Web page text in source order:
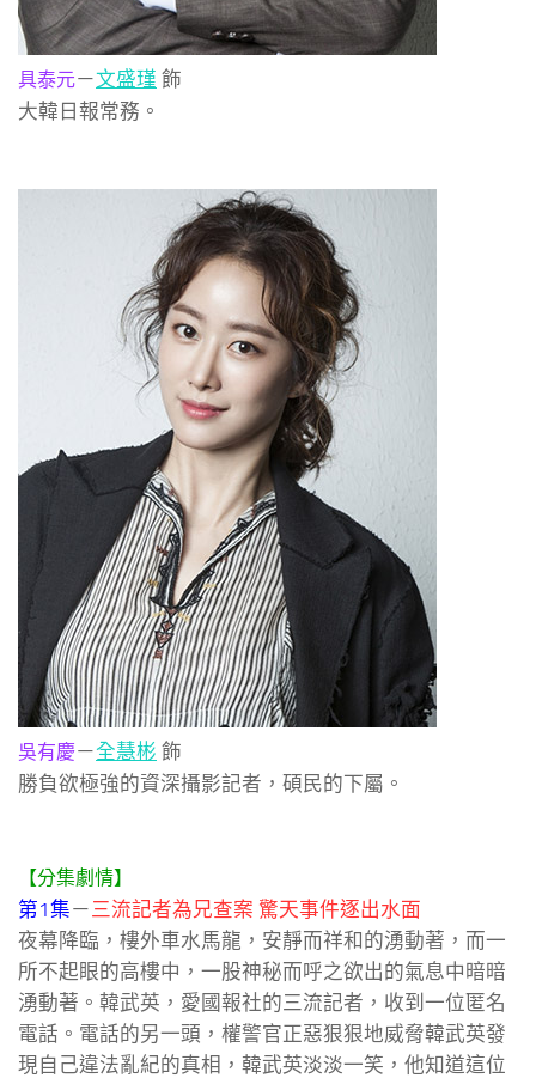
具泰元－文盛瑾 飾
大韓日報常務。
吳有慶－全慧彬 飾
勝負欲極強的資深攝影記者，碩民的下屬。
【分集劇情】
第1集－ 三流記者為兄查案 驚天事件逐出水面
夜幕降臨，樓外車水馬龍，安靜而祥和的湧動著，而一
所不起眼的高樓中，一股神秘而呼之欲出的氣息中暗暗
湧動著。韓武英，愛國報社的三流記者，收到一位匿名
電話。電話的另一頭，權警官正惡狠狠地威脅韓武英發
現自己違法亂紀的真相，韓武英淡淡一笑，他知道這位